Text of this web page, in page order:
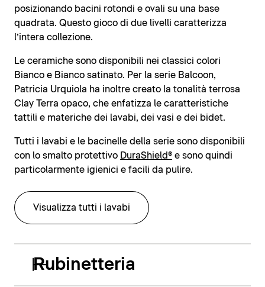
posizionando bacini rotondi e ovali su una base
quadrata. Questo gioco di due livelli caratterizza
l’intera collezione.
Le ceramiche sono disponibili nei classici colori
Bianco e Bianco satinato. Per la serie Balcoon,
Patricia Urquiola ha inoltre creato la tonalità terrosa
Clay Terra opaco, che enfatizza le caratteristiche
tattili e materiche dei lavabi, dei vasi e dei bidet.
Tutti i lavabi e le bacinelle della serie sono disponibili
con lo smalto protettivo DuraShield® e sono quindi
particolarmente igienici e facili da pulire.
Visualizza tutti i lavabi
Rubinetteria